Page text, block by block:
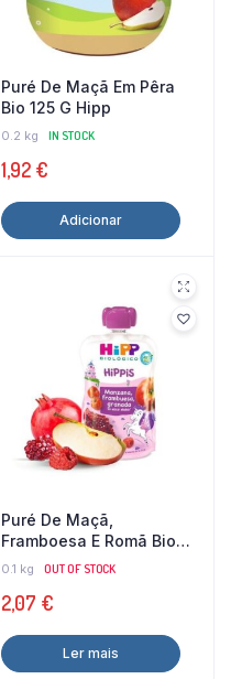
Puré De Maçã Em Pêra
Bio 125 G Hipp
0.2 kg IN STOCK
1,92 €
Adicionar
Puré De Maçã,
Framboesa E Romã Bio
100 G Hipp
0.1 kg OUT OF STOCK
2,07 €
Ler mais